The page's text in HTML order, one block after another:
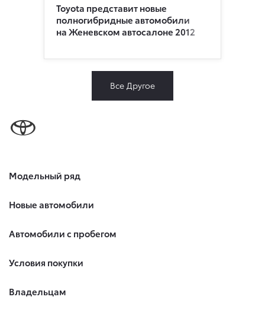
Toyota представит новые
полногибридные автомобили
на Женевском автосалоне 2012
Все Другое
Модельный ряд
Новые автомобили
Автомобили с пробегом
Условия покупки
Владельцам